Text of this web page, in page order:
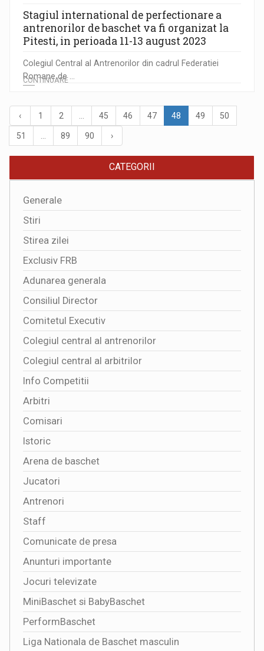
Stagiul international de perfectionare a
antrenorilor de baschet va fi organizat la
Pitesti, in perioada 11-13 august 2023
Colegiul Central al Antrenorilor din cadrul Federatiei
Romane de ...
CONTINUARE
‹ 1 2 ... 45 46 47 48 49 50
51 ... 89 90 ›
CATEGORII
Generale
Stiri
Stirea zilei
Exclusiv FRB
Adunarea generala
Consiliul Director
Comitetul Executiv
Colegiul central al antrenorilor
Colegiul central al arbitrilor
Info Competitii
Arbitri
Comisari
Istoric
Arena de baschet
Jucatori
Antrenori
Staff
Comunicate de presa
Anunturi importante
Jocuri televizate
MiniBaschet si BabyBaschet
PerformBaschet
Liga Nationala de Baschet masculin